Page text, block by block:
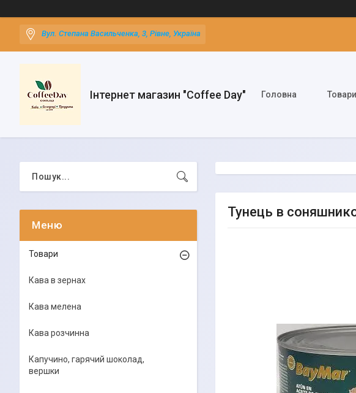
Вул. Степана Васильченка, 3, Рівне, Україна
Інтернет магазин "Coffee Day" Головна Товари
Тунець в
Товари
Кава в зернах
Кава мелена
Кава розчинна
Капучино, гарячий шоколад,
вершки